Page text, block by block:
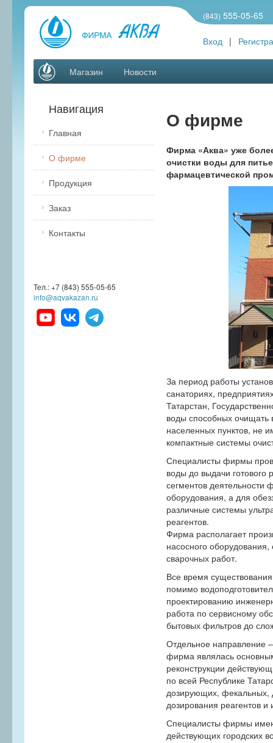
(843) 555-05-65
Вход|
Магазин Новости
О фирме
Фирма «Аква» уже
очистки воды для
фармацевтической
За период работы
санаториях,
Татарстан,
воды способных очищать
населенных пунктов, не
компактные системы
Специалисты фирмы
воды до выдачи
сегментов деятельности
оборудования, а для
различные системы
реагентов.
Фирма располагает
насосного
сварочных работ.
Все время
помимо
проектированию
работа по сервисному
бытовых фильтров до
Отдельное направление
фирма являлась
реконструкции
по всей Республике
дозирующих, фекальных,
дозирования реагентов и
Специалисты фирмы
действующих городских
Навигация
Главная
О фирме
Продукция
Заказ
Контакты
Тел.: +7 (843) 555-05-65
info@aqvakazan.ru